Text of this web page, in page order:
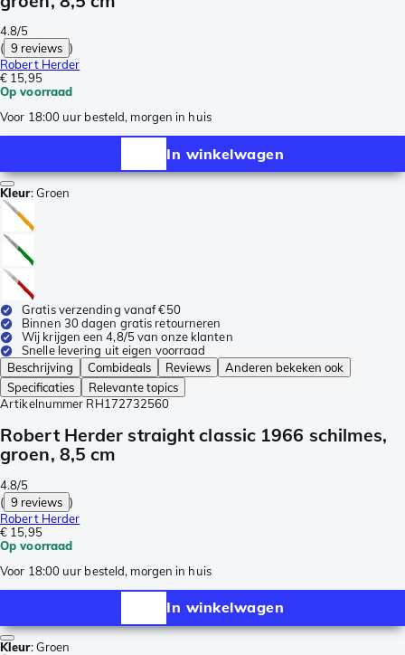
4.8/5
( 9 reviews )
Robert Herder
€ 15,95
Op voorraad
Voor 18:00 uur besteld, morgen in huis
In winkelwagen
Kleur:Groen
Gratis verzending vanaf €50
Binnen 30 dagen gratis retourneren
Wij krijgen een 4,8/5 van onze klanten
Snelle levering uit eigen voorraad
Beschrijving
Combideals Reviews
Anderen bekeken ook
Specificaties
Relevante topics
Artikelnummer RH172732560
Robert Herder straight classic 1966 schilmes,
groen, 8,5 cm
4.8/5
( 9 reviews )
Robert Herder
€ 15,95
Op voorraad
Voor 18:00 uur besteld, morgen in huis
In winkelwagen
Kleur:Groen